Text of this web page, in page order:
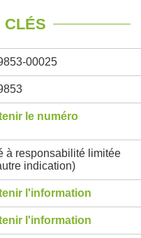
CLÉS
00025
le numéro
à responsabilité limitée
indication)
l'information
l'information